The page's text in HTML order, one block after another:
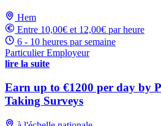
Hem
Entre 10,00€ et 12,00€ par heure
6 - 10 heures par semaine
Particulier Employeur
lire la suite
Earn up to €1200 per day by
Taking Surveys